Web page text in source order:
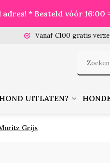
* Besteld vóór
Vanaf €100 gratis
HOND UITLATEN?
Grijs